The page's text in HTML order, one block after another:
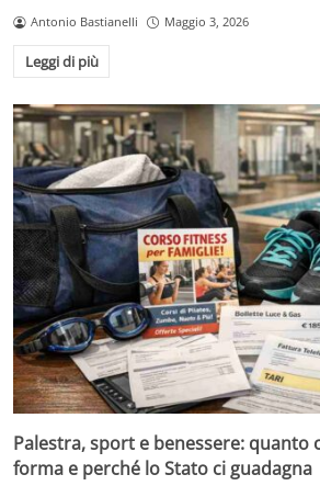
Antonio Bastianelli Maggio 3, 2026
Leggi di più
Palestra, sport e benessere: quanto
forma e perché lo Stato ci guadagna